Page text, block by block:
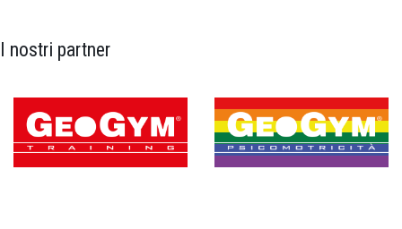
I nostri partner